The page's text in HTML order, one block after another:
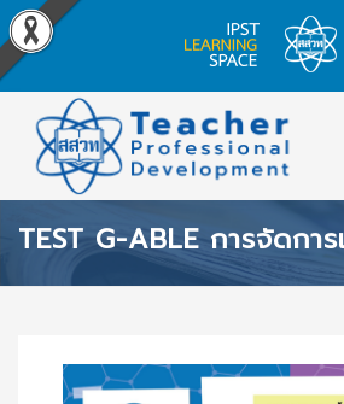
content
ข่าวประกาศ หลักสูตร/รายวิ